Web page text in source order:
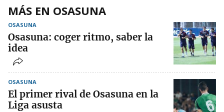
MÁS EN OSASUNA
OSASUNA
Osasuna: coger ritmo, saber la
idea
OSASUNA
El primer rival de Osasuna en la
Liga asusta